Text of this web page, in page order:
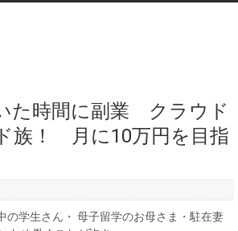
た時間に副業 クラウド
族！ 月に10万円を目指
の学生さん・ 母子留学のお母さま・駐在妻